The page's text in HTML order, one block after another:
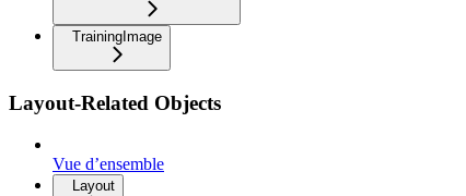
TrainingImage
Layout-Related Objects
Vue d’ensemble
Layout